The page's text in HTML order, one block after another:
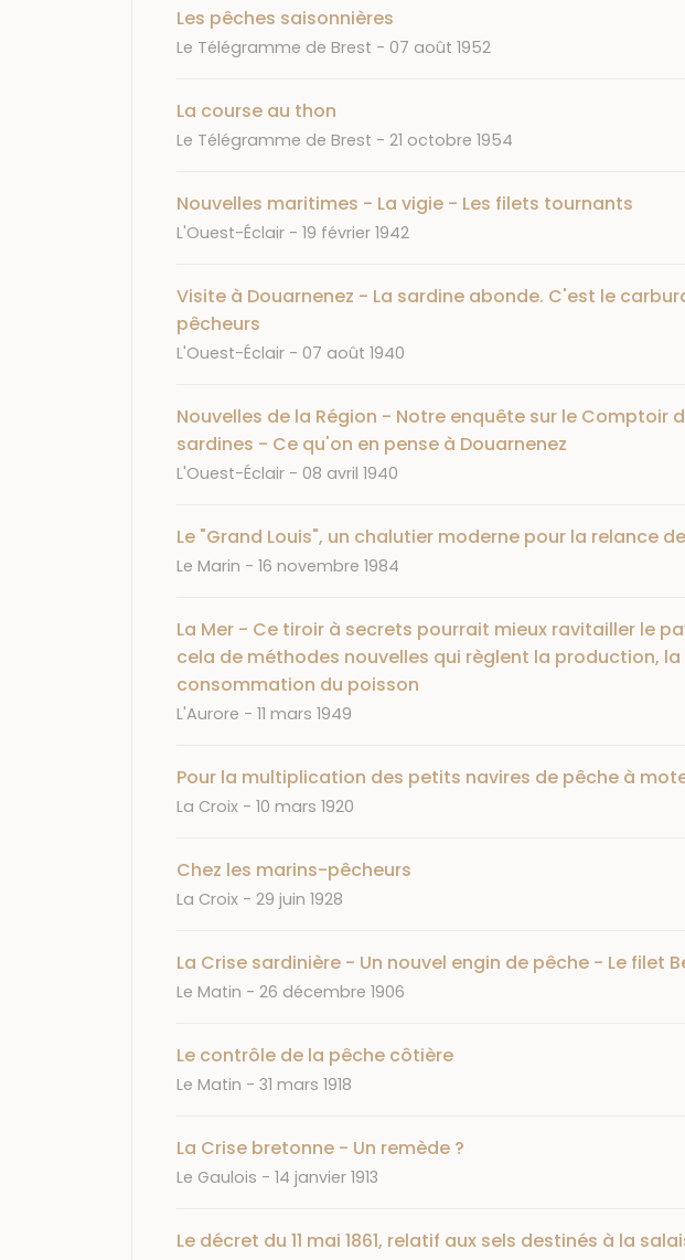
Les pêches saisonnières
Journal
Le Télégramme de Brest Date
07 août 1952
La course au thon
Journal
Le Télégramme de Brest Date
21 octobre 1954
Nouvelles maritimes - La vigie - Les filets tournants
Journal
L'Ouest-Éclair Date
19 février 1942
Visite à Douarnenez - La sardine abonde. C'est le
pêcheurs
Journal
L'Ouest-Éclair Date
07 août 1940
Nouvelles de la Région - Notre enquête sur le Comptoir
sardines - Ce qu'on en pense à Douarnenez
Journal
L'Ouest-Éclair Date
08 avril 1940
Le "Grand Louis", un chalutier moderne pour la relance
Journal
Le Marin Date
16 novembre 1984
La Mer - Ce tiroir à secrets pourrait mieux ravitailler le
cela de méthodes nouvelles qui règlent la production,
consommation du poisson
Journal
L'Aurore Date
11 mars 1949
Pour la multiplication des petits navires de pêche à
Journal
La Croix Date
10 mars 1920
Chez les marins-pêcheurs
Journal
La Croix Date
29 juin 1928
La Crise sardinière - Un nouvel engin de pêche - Le filet
Journal
Le Matin Date
26 décembre 1906
Le contrôle de la pêche côtière
Journal
Le Matin Date
31 mars 1918
La Crise bretonne - Un remède ?
Journal
Le Gaulois Date
14 janvier 1913
Le décret du 11 mai 1861, relatif aux sels destinés à la